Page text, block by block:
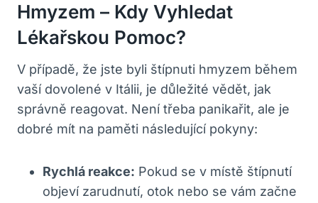
Hmyzem – Kdy Vyhledat
Lékařskou Pomoc?
V případě, že jste byli štípnuti hmyzem během
vaší dovolené v Itálii, je důležité vědět, jak
správně reagovat. Není třeba panikařit, ale je
dobré mít na paměti následující pokyny:
Rychlá reakce: Pokud se v místě štípnutí
objeví zarudnutí, otok nebo se vám začne